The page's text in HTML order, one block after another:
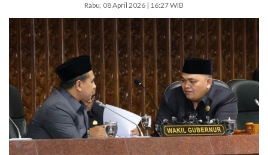
Rabu, 08 April 2026 | 16:27 WIB